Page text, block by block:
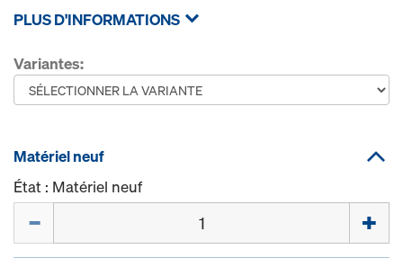
PLUS D'INFORMATIONS
Variantes:
Matériel neuf
État : Matériel neuf